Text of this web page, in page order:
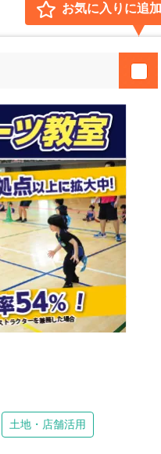
お気に入りに追加
土地・店舗活用